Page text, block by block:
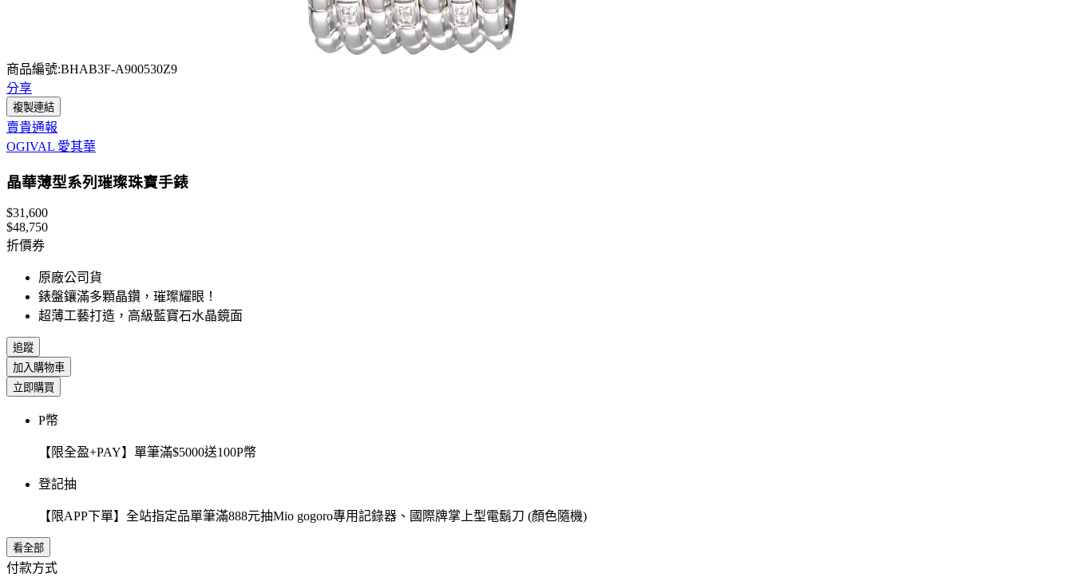
商品編號:BHAB3F-A900530Z9
分享
複製連結
賣貴通報
OGIVAL 愛其華
晶華薄型系列璀璨珠寶手錶
$31,600
$48,750
折價券
原廠公司貨
錶盤鑲滿多顆晶鑽，璀璨耀眼！
超薄工藝打造，高級藍寶石水晶鏡面
追蹤
加入購物車
立即購買
P幣
【限全盈+PAY】單筆滿$5000送100P幣
登記抽
【限APP下單】全站指定品單筆滿888元抽Mio gogoro專用記錄器、國際牌掌上型電鬍刀 (顏色隨機)
看全部
付款方式